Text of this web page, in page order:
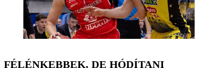
FÉLÉNKEBBEK, DE HÓDÍTANI